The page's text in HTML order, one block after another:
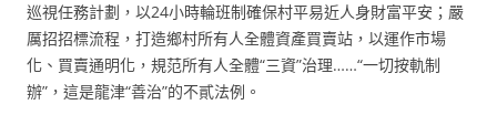
巡視任務計劃，以24小時輪班制確保村平易近人身財富平安；嚴
厲招招標流程，打造鄉村所有人全體資產買賣站，以運作市場
化、買賣通明化，規范所有人全體“三資”治理……“一切按軌制
辦”，這是龍津“善治”的不貳法例。